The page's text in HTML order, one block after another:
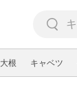
大根 キャベツ